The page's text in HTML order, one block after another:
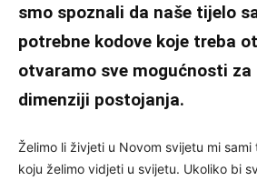
smo spoznali da naše tijelo
potrebne kodove koje treba
otvaramo sve mogućnosti
dimenziji postojanja.
Želimo li živjeti u Novom svijetu mi
koju želimo vidjeti u svijetu. Ukoliko bi